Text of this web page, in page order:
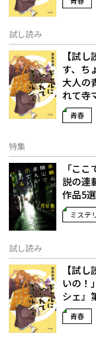
試し読み
【試
す、ち
大人の
れて寺
青春
特集
「こ
説の連
作品5選
ミステ
試し読み
【試
いの！
シェ』
青春